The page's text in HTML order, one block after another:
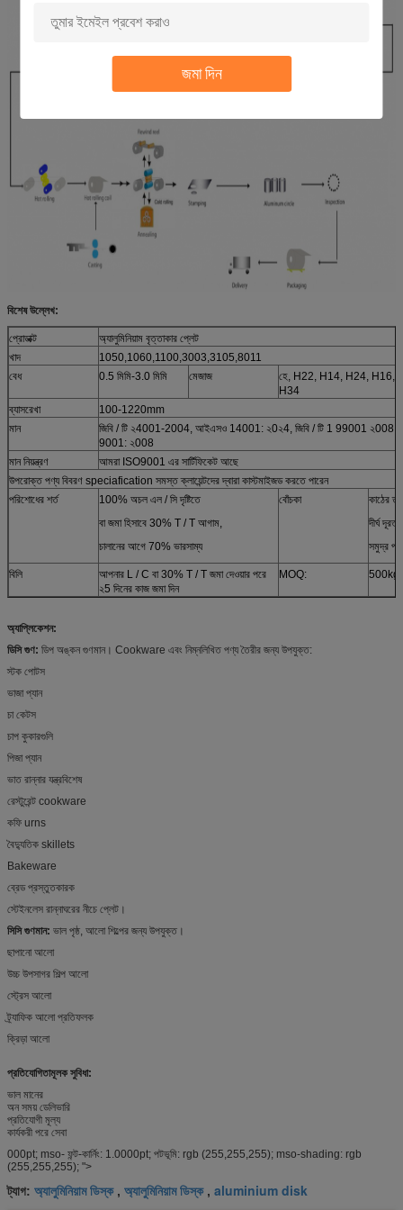
জমা দিন
বিশেষ উল্লেখ:
প্রোডাক্ট
অ্যালুমিনিয়াম বৃত্তাকার প্লেট
খাদ
1050,1060,1100,3003,3105,8011
বেধ
0.5 মিমি-3.0 মিমি মেজাজ
হে, H22, H14, H24, H16,
H34
ব্যাসরেখা
100-1220mm
মান
জিবি / টি ২4001-2004, আইএসও 14001: ২0২4, জিবি / টি 1 99001 ২008,
9001: ২008
মান নিয়ন্ত্রণ
আমরা ISO9001 এর সার্টিফিকেট আছে
উপরোক্ত পণ্য বিবরণ speciafication সমস্ত ক্লায়েন্টদের দ্বারা কাস্টমাইজড করতে পারেন
পরিশোধের শর্ত
100% অচল এল / সি দৃষ্টিতে
বা জমা হিসাবে 30% T / T আগাম,
চালানের আগে 70% ভারসাম্য
বোঁচকা
কাঠের
দীর্ঘ
সমুদ্র
বিলি
আপনার L / C বা 30% T / T জমা দেওয়ার পরে
২5 দিনের কাজ জমা দিন
MOQ: 500kg
অ্যাপ্লিকেশন:
ডিসি গুণ: ডিপ অঙ্কন গুণমান। Cookware এবং নিম্নলিখিত পণ্য তৈরীর জন্য উপযুক্ত:
স্টক পোটস
ভাজা প্যান
চা কেটস
চাপ কুকারগুলি
পিজা প্যান
ভাত রান্নার যন্ত্রবিশেষ
রেস্টুরেন্ট cookware
কফি urns
বৈদ্যুতিক skillets
Bakeware
ব্রেড প্রস্তুতকারক
স্টেইনলেস রান্নাঘরের নীচে প্লেট।
সিসি গুণমান: ভাল পৃষ্ঠ, আলো শিল্পের জন্য উপযুক্ত।
ছাপানো আলো
উচ্চ উপসাগর শিল্প আলো
স্ট্রেস আলো
ট্র্যাফিক আলো প্রতিফলক
ক্রিড়া আলো
প্রতিযোগিতামূলক সুবিধা:
ভাল মানের
অন ​​সময় ডেলিভারি
প্রতিযোগী মূল্য
কার্যকরী পরে সেবা
000pt; mso- ফন্ট-কার্নিং: 1.0000pt; পটভূমি: rgb (255,255,255); mso-shading: rgb
(255,255,255); ">
ট্যাগ: অ্যালুমিনিয়াম ডিস্ক, অ্যালুমিনিয়াম ডিস্ক, aluminium disk